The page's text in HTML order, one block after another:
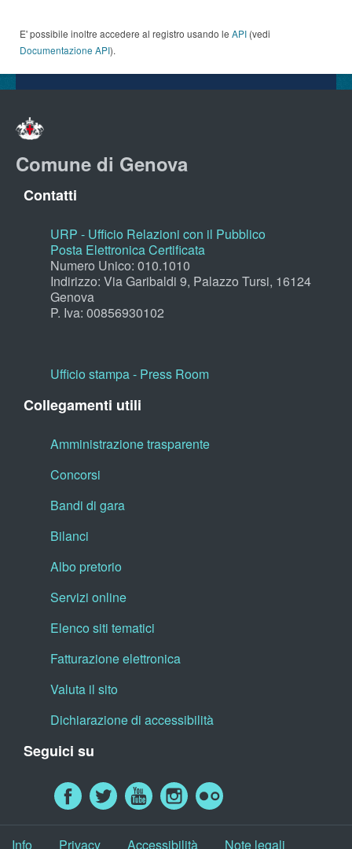
E' possibile inoltre accedere al registro usando le API (vedi
Documentazione API).
Comune di Genova
Contatti
URP - Ufficio Relazioni con il Pubblico
Posta Elettronica Certificata
Numero Unico: 010.1010
Indirizzo: Via Garibaldi 9, Palazzo Tursi, 16124
Genova
P. Iva: 00856930102
Ufficio stampa - Press Room
Collegamenti utili
Amministrazione trasparente
Concorsi
Bandi di gara
Bilanci
Albo pretorio
Servizi online
Elenco siti tematici
Fatturazione elettronica
Valuta il sito
Dichiarazione di accessibilità
Seguici su
Info Privacy Accessibilità Note legali